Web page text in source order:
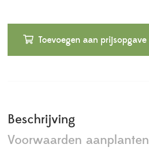
Toevoegen aan prijsopgave
Beschrijving
Voorwaarden aanplanten